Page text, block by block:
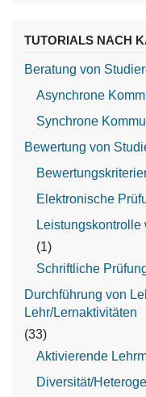
TUTORIALS NACH
Beratung von
Asynchrone
Synchrone
Bewertung von
Elektronische
(1)
Schriftliche
Durchführung von
Lehr/Lernaktivitäten
(33)
Aktivierende
Diversität/